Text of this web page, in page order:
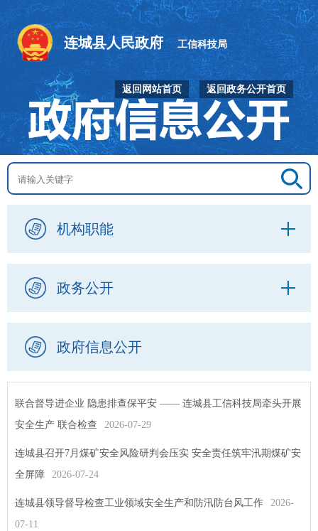
连城县人民政府 工信科技局
返回政务公开首页
返回网站首页
机构职能
政务公开
政府信息公开
联合督导进企业 隐患排查保平安 —— 连城县工信科技局牵头开展
安全生产 联合检查
2026-07-29
连城县召开7月煤矿安全风险研判会压实 安全责任筑牢汛期煤矿安
全屏障
2026-07-24
连城县领导督导检查工业领域安全生产和防汛防台风工作
2026-
07-11